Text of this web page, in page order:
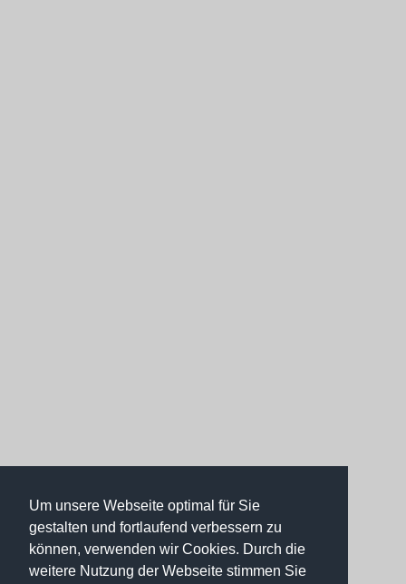
Um unsere Webseite optimal für Sie
gestalten und fortlaufend verbessern zu
können, verwenden wir Cookies. Durch die
weitere Nutzung der Webseite stimmen Sie